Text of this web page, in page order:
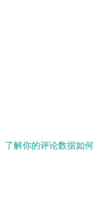
了解你的评论数据如何